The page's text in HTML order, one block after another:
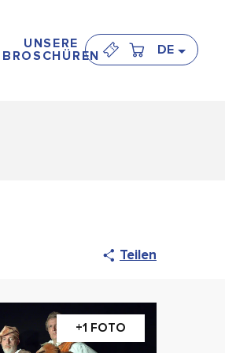
UNSERE
BROSCHÜREN
DE
Teilen
+1 FOTO